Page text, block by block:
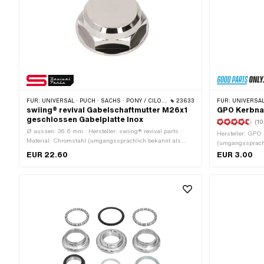
FÜR: UNIVERSAL · PUCH · SACHS · PONY / CILO (BETA 521 & 512) · ZÜNDAPP BELMONDO · TOMOS 23633
swiing® revival Gabelschaftmutter M26x1
geschlossen Gabelplatte Inox
Ø aussen: 36.6 mm · Hersteller: swiing® revival parts ·
Material: Chromstahl (umgangssprachlich bekannt als
(Feingewinde) · Höhe: 14 mm · Nenndurchmesser
EUR 22.60
FÜR:
GPO
Hersteller: GPO
rostfrei ·
EUR 3.00